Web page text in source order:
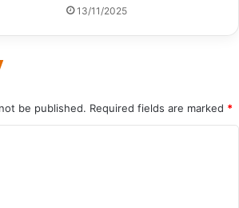
13/11/2025
be published. Required fields are marked *